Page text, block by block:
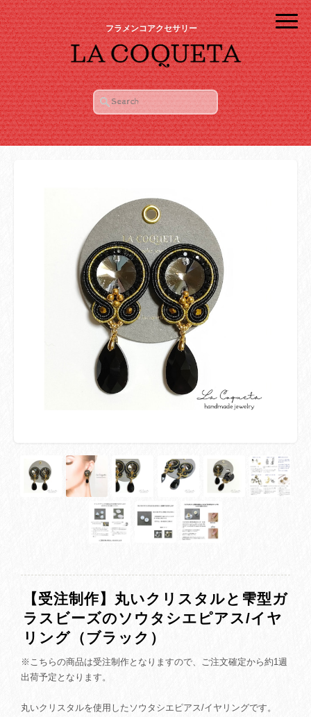
フラメンコアクセサリー
【受注制作】丸いクリスタルと雫型ガ
ラスビーズのソウタシエピアス/イヤ
リング（ブラック）
※こちらの商品は受注制作となりますので、ご注文確定から約1週
出荷予定となります。
丸いクリスタルを使用したソウタシエピアス/イヤリングです。